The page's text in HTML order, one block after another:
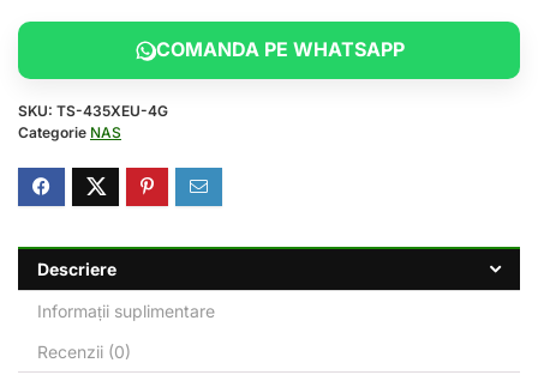
COMANDA PE WHATSAPP
SKU: TS-435XEU-4G
Categorie NAS
Descriere
Informații suplimentare
Recenzii (0)